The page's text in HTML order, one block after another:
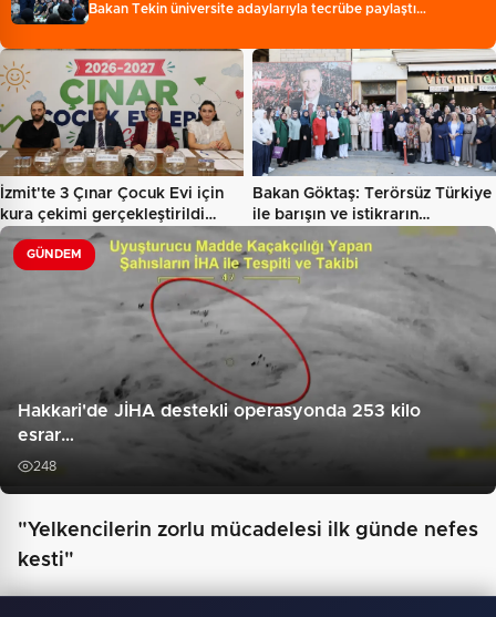
Bakan Tekin üniversite adaylarıyla tecrübe paylaştı…
İzmit'te 3 Çınar Çocuk Evi için
kura çekimi gerçekleştirildi…
Bakan Göktaş: Terörsüz Türkiye
ile barışın ve istikrarın…
GÜNDEM
Hakkari'de JİHA destekli operasyonda 253 kilo
esrar…
248
"Yelkencilerin zorlu mücadelesi ilk günde nefes
kesti"